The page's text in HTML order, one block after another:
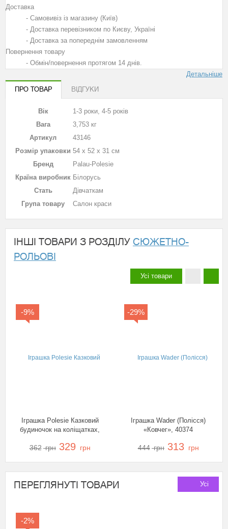
Доставка
- Самовивіз із магазину (Київ)
- Доставка перевізником по Києву, Україні
- Доставка за попереднім замовленням
Повернення товару
- Обмін/повернення протягом 14 днів.
Детальніше
ПРО ТОВАР
ВІДГУКИ
Вік
1-3 роки, 4-5 років
Вага
3,753 кг
Артикул
43146
Розмір упаковки 54 х 52 х 31 см
Бренд
Palau-Polesie
Країна виробник Білорусь
Стать
Дівчаткам
Група товару
Салон краси
ІНШІ ТОВАРИ З РОЗДІЛУ СЮЖЕТНО-
РОЛЬОВІ
Усі товари
-9%
Іграшка Polesie Казковий
будиночок на коліщатках,
362 грн 329 грн
-29%
Іграшка Wader (Полісся)
«Ковчег», 40374
444 грн 313 грн
ПЕРЕГЛЯНУТІ ТОВАРИ Усі
-2%